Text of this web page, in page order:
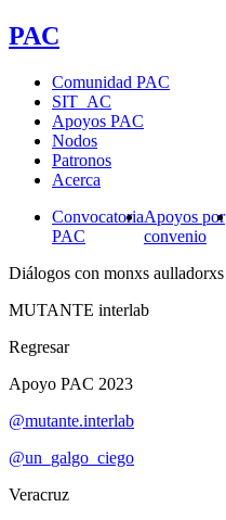
PAC
Comunidad PAC
SIT_AC
Apoyos PAC
Nodos
Patronos
Acerca
Convocatoria
PAC
Apoyos por
convenio
Diálogos con monxs aulladorxs
MUTANTE interlab
Regresar
Apoyo PAC 2023
@mutante.interlab
@un_galgo_ciego
Veracruz